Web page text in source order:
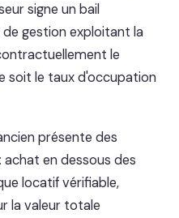
signe un bail
gestion exploitant la
le
soit le taux d'occupation
présente des
en dessous des
locatif vérifiable,
la valeur totale